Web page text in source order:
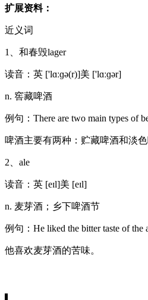
扩展资料：
近义词
1、和春毁lager
读音：英 ['lɑːɡə(r)]美 ['lɑːɡər]
n. 窖藏啤酒
例句：There are two main types of
啤酒主要有两种：贮藏啤酒和淡色
2、ale
读音：英 [eɪl]美 [eɪl]
n. 麦芽酒；乡下啤酒节
例句：He liked the bitter taste of the
他喜欢麦芽酒的苦味。